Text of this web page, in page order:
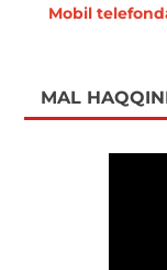
Mobil
MAL